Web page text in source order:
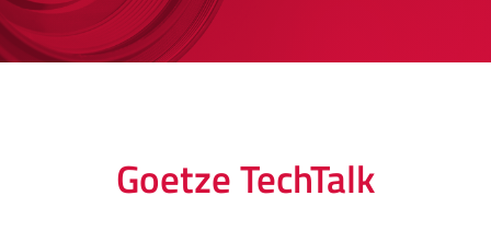
Goetze TechTalk